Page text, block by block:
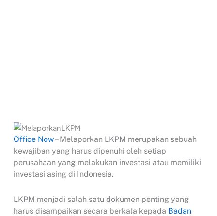
Office Now– Melaporkan LKPM merupakan sebuah
kewajiban yang harus dipenuhi oleh setiap
perusahaan yang melakukan investasi atau memiliki
investasi asing di Indonesia.
LKPM menjadi salah satu dokumen penting yang
harus disampaikan secara berkala kepada Badan